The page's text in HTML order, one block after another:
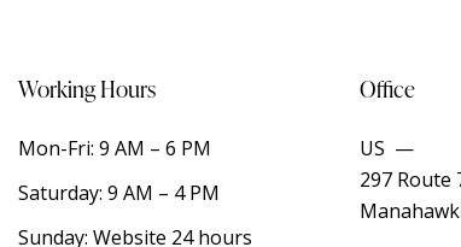
Working Hours
Mon-Fri: 9 AM – 6 PM
Saturday: 9 AM – 4 PM
Sunday: Website 24 hours
Office
US —
297 Route